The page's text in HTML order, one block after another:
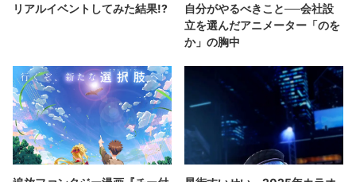
リアルイベントしてみた結果!?
自分がやるべきこと──会社設
立を選んだアニメーター「のを
か」の胸中